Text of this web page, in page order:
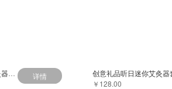
详情
￥128.00